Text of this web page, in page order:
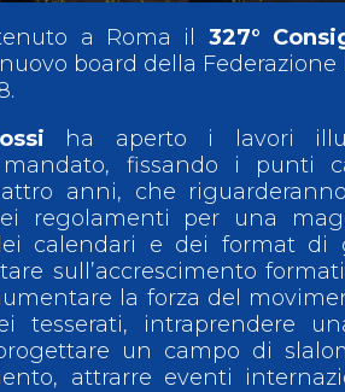
a Roma il 327°
board della
ha aperto i lavori
fissando i punti
anni, che
regolamenti per una
calendari e dei format di
sull’accrescimento
la forza del
tesserati, intraprendere
un campo di
attrarre eventi